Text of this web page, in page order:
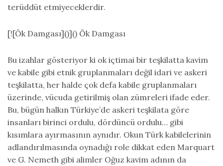
terüddüt etmiyeceklerdir.
[![Ök Damgası]()]() Ök Damgası
Bu izahlar gösteriyor ki ok içtimai bir teşkilatta kavim
ve kabile gibi etnik gruplanmaları değil idari ve askeri
teşkilatta, her halde çok defa kabile gruplanmaları
üzerinde, vücuda getirilmiş olan zümreleri ifade eder.
Bu, bügün halkın Türkiye’de askeri teşkilata göre
insanları birinci ordulu, dördüncü ordulu… gibi
kısımlara ayırmasının aynıdır. Okun Türk kabilelerinin
adlandırılmasında oynadığı role dikkat eden Marquart
ve G. Nemeth gibi alimler Oğuz kavim adının da